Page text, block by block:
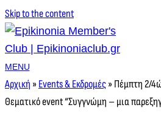
Skip to the content
MENU
Αρχική »Events & Εκδρομές»Πέμπτη 2/
Θεματικό event “Συγγνώμη – μια